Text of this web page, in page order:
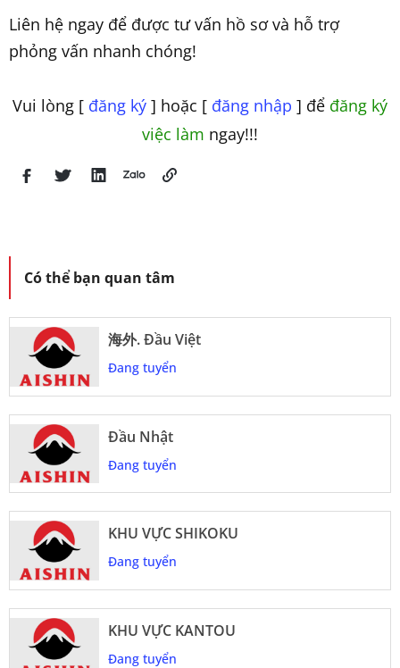
Liên hệ ngay để được tư vấn hồ sơ và hỗ trợ
phỏng vấn nhanh chóng!
Vui lòng [ đăng ký ] hoặc [ đăng nhập ] để đăng ký
việc làm ngay!!!
Có thể bạn quan tâm
海外. Đầu Việt
Đang tuyển
Đầu Nhật
Đang tuyển
KHU VỰC SHIKOKU
Đang tuyển
KHU VỰC KANTOU
Đang tuyển